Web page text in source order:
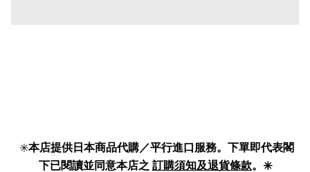
✳️本店提供日本商品代購／平行進口服務。下單即代表閣
下已閱讀並同意本店之 訂購須知及退貨條款。✳️